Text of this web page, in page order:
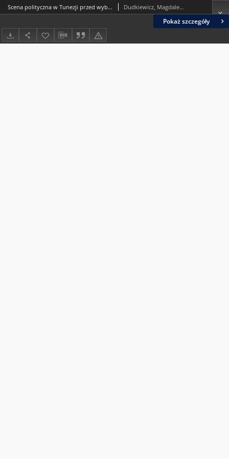
Pokaż szczegóły
Scena polityczna w Tunezji przed wyborami do Narodowego Zgromadzenia Konstytucyjnego Dudkiewicz, Magdalena.